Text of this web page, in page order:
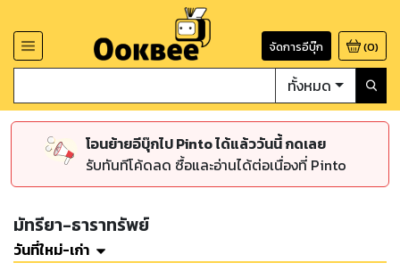
จัดการอีบุ๊ก (0)
ทั้งหมด
โอนย้ายอีบุ๊กไป Pinto ได้แล้ววันนี้ กดเลย
รับทันทีโค้ดลด ซื้อและอ่านได้ต่อเนื่องที่ Pinto
มัทรียา-ธาราทรัพย์
วันที่ใหม่-เก่า